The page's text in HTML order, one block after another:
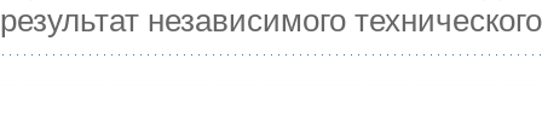
результат независимого